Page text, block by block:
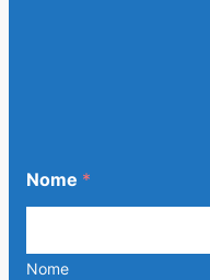
Nome *
Nome